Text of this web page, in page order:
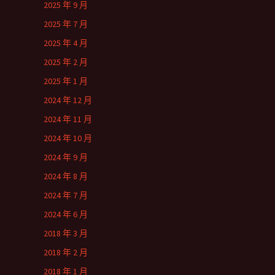
2025 年 9 月
2025 年 7 月
2025 年 4 月
2025 年 2 月
2025 年 1 月
2024 年 12 月
2024 年 11 月
2024 年 10 月
2024 年 9 月
2024 年 8 月
2024 年 7 月
2024 年 6 月
2018 年 3 月
2018 年 2 月
2018 年 1 月